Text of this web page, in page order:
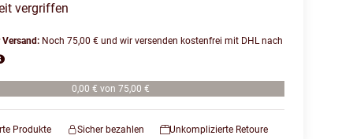
vergriffen
Noch 75,00 € und wir versenden kostenfrei mit DHL nach
0,00 € von 75,00 €
Produkte Sicher bezahlen Unkomplizierte Retoure